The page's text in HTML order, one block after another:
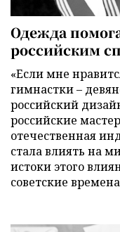
Одежда
российским
«Если мне
гимнастки –
российский
российские
отечественная
стала влиять на
истоки этого
советские